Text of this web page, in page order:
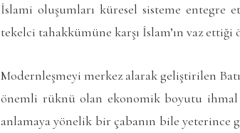
İslami oluşumları küresel sisteme entegre
tekelci tahakkümüne karşı İslam’ın vaz
Modernleşmeyi merkez alarak geliştirilen
önemli rüknü olan ekonomik boyutu
anlamaya yönelik bir çabanın bile